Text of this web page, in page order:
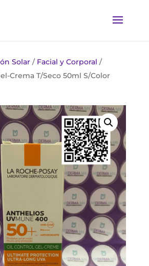
Solar/ Facial y Corporal /
Crema T/Seco 50ml S/Color